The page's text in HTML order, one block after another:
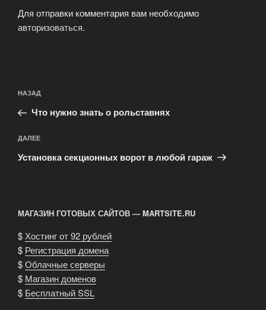
Для отправки комментария вам необходимо
авторизоваться.
по
записям
Предыдущая
запись:
НАЗАД
Что нужно знать о рольставнях
Следующая
запись
ДАЛЕЕ
Установка секционных ворот в любой гараж
МАГАЗИН ГОТОВЫХ САЙТОВ — MARTSITE.RU
$Хостинг от 92 рублей
$ Регистрация домена
$Облачные серверы
$ Магазин доменов
$ Бесплатный SSL